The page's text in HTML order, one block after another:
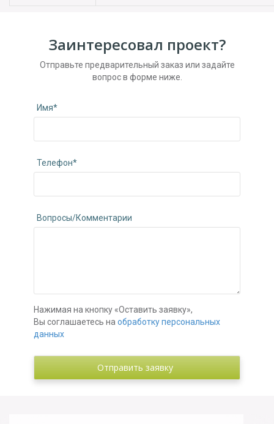
Заинтересовал проект?
Отправьте предварительный заказ или задайте
вопрос в форме ниже.
Имя*
Телефон*
Вопросы/Комментарии
Нажимая на кнопку «Оставить заявку»,
Вы соглашаетесь наобработку персональных
данных